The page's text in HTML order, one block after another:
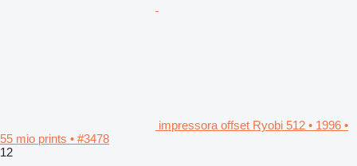
impressora offset Ryobi 512 • 1996 •
55 mio prints • #3478
12